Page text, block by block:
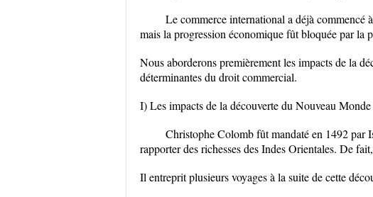
Le commerce international a déjà commencé
mais la progression économique fût bloquée par la
Nous aborderons premièrement les impacts de la
déterminantes du droit commercial.
I) Les impacts de la découverte du Nouveau Monde
Christophe Colomb fût mandaté en 1492 par
rapporter des richesses des Indes Orientales. De
Il entreprit plusieurs voyages à la suite de cette